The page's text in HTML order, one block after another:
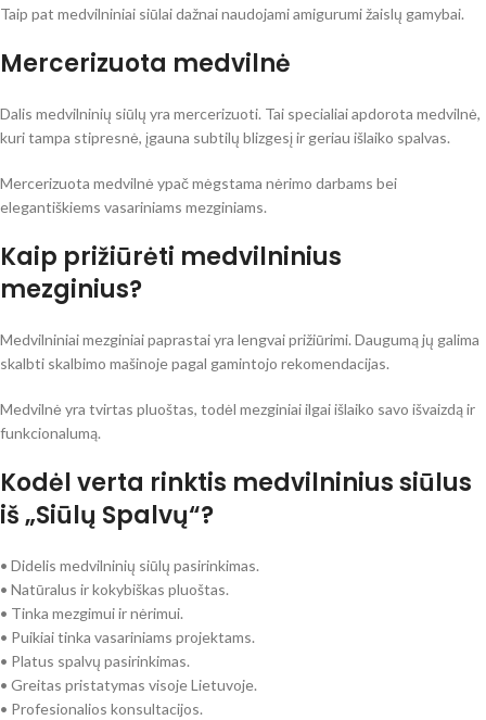
Taip pat medvilniniai siūlai dažnai naudojami amigurumi žaislų gamybai.
Mercerizuota medvilnė
Dalis medvilninių siūlų yra mercerizuoti. Tai specialiai apdorota medvilnė,
kuri tampa stipresnė, įgauna subtilų blizgesį ir geriau išlaiko spalvas.
Mercerizuota medvilnė ypač mėgstama nėrimo darbams bei
elegantiškiems vasariniams mezginiams.
Kaip prižiūrėti medvilninius
mezginius?
Medvilniniai mezginiai paprastai yra lengvai prižiūrimi. Daugumą jų galima
skalbti skalbimo mašinoje pagal gamintojo rekomendacijas.
Medvilnė yra tvirtas pluoštas, todėl mezginiai ilgai išlaiko savo išvaizdą ir
funkcionalumą.
Kodėl verta rinktis medvilninius siūlus
iš „Siūlų Spalvų“?
• Didelis medvilninių siūlų pasirinkimas.
• Natūralus ir kokybiškas pluoštas.
• Tinka mezgimui ir nėrimui.
• Puikiai tinka vasariniams projektams.
• Platus spalvų pasirinkimas.
• Greitas pristatymas visoje Lietuvoje.
• Profesionalios konsultacijos.